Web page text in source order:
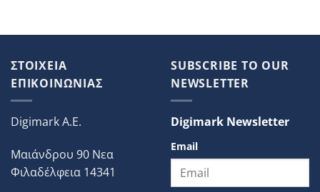
ΣΤΟΙΧΕΙΑ
ΕΠΙΚΟΙΝΩΝΙΑΣ
Digimark A.E.
Μαιάνδρου 90 Νεα
Φιλαδέλφεια 14341
SUBSCRIBE TO OUR
NEWSLETTER
Digimark Newsletter
Email